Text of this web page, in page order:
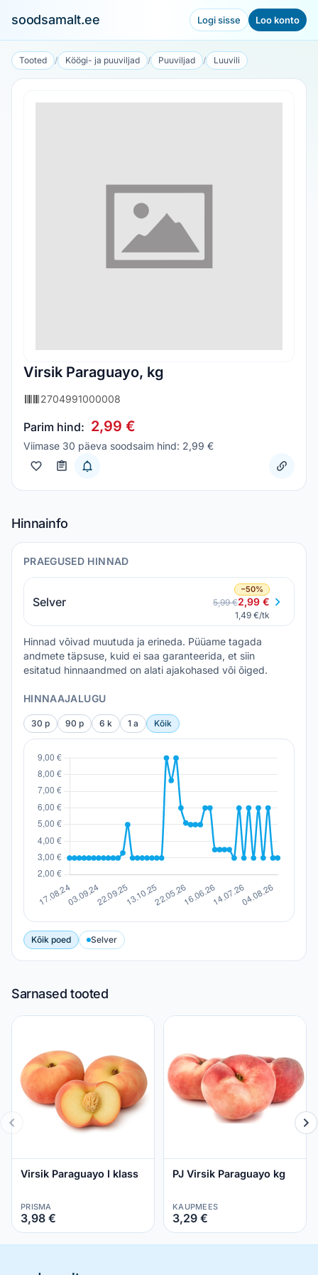
soodsamalt.ee Logi sisse Loo konto
Tooted / Köögi- ja puuviljad / Puuviljad / Luuvili
Virsik Paraguayo, kg
2704991000008
Parim hind: 2,99 €
Viimase 30 päeva soodsaim hind: 2,99 €
Hinnainfo
PRAEGUSED HINNAD
Selver
−50%
5,99 €2,99 €
1,49 €/tk
Hinnad võivad muutuda ja erineda. Püüame tagada
andmete täpsuse, kuid ei saa garanteerida, et siin
esitatud hinnaandmed on alati ajakohased või õiged.
HINNAAJALUGU
30 p 90 p 6 k 1 a Kõik
Kõik poed Selver
Sarnased tooted
Virsik Paraguayo I klass
PRISMA
3,98 €
PJ Virsik Paraguayo kg
KAUPMEES
3,29 €